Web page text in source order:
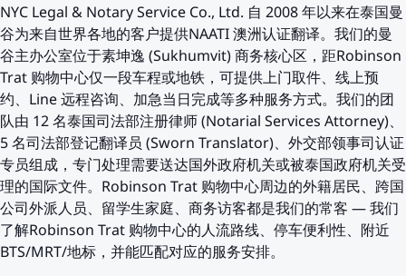
NYC Legal & Notary Service Co., Ltd. 自 2008 年以来在泰国曼
谷为来自世界各地的客户提供NAATI 澳洲认证翻译。我们的曼
谷主办公室位于素坤逸 (Sukhumvit) 商务核心区，距Robinson
Trat 购物中心仅一段车程或地铁，可提供上门取件、线上预
约、Line 远程咨询、加急当日完成等多种服务方式。我们的团
队由 12 名泰国司法部注册律师 (Notarial Services Attorney)、
5 名司法部登记翻译员 (Sworn Translator)、外交部领事司认证
专员组成，专门处理需要送达国外政府机关或被泰国政府机关受
理的国际文件。Robinson Trat 购物中心周边的外籍居民、跨国
公司外派人员、留学生家庭、商务访客都是我们的常客 — 我们
了解Robinson Trat 购物中心的人流路线、停车便利性、附近
BTS/MRT/地标，并能匹配对应的服务安排。